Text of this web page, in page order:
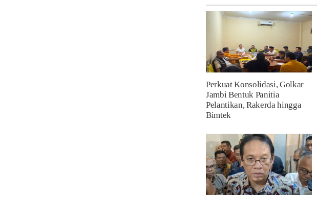
Perkuat Konsolidasi, Golkar
Jambi Bentuk Panitia
Pelantikan, Rakerda hingga
Bimtek